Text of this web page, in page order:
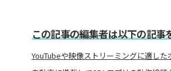
この記事の編集者は以下の記事
YouTubeや映像ストリーミングに適した